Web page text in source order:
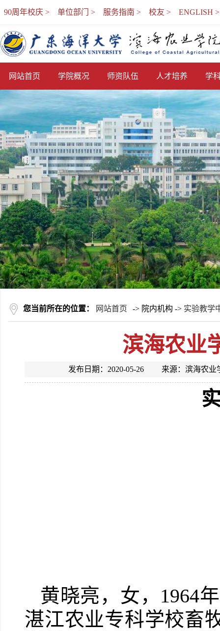
90周年校庆 > 单位部门 > 服务指南 > 校友 > ENGLISH >
网站首页 学院概况 师资队伍 人才培养 学
您当前所在的位置： 网站首页 -> 院内机构 -> 实验教学
滨海农业
发布日期：2020-05-26 来源：滨海农
黄晓亮，女，1964
湛江农业专科学校畜